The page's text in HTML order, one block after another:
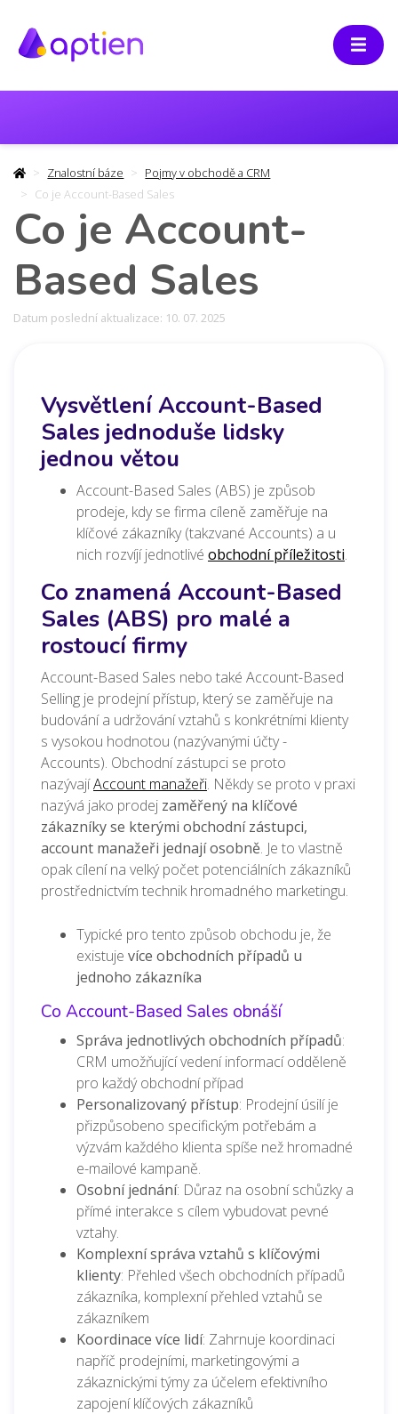
Znalostní báze
Pojmy v obchodě a CRM
Co je Account-Based Sales
Co je Account-
Based Sales
Datum poslední aktualizace: 10. 07. 2025
Vysvětlení Account-Based
Sales jednoduše lidsky
jednou větou
Account-Based Sales (ABS) je způsob
prodeje, kdy se firma cíleně zaměřuje na
klíčové zákazníky (takzvané Accounts) a u
nich rozvíjí jednotlivé obchodní příležitosti.
Co znamená Account-Based
Sales (ABS) pro malé a
rostoucí firmy
Account-Based Sales nebo také Account-Based
Selling je prodejní přístup, který se zaměřuje na
budování a udržování vztahů s konkrétními klienty
s vysokou hodnotou (nazývanými účty -
Accounts). Obchodní zástupci se proto
nazývajíAccount manažeři. Někdy se proto v praxi
nazývá jako prodej zaměřený na klíčové
zákazníky se kterými obchodní zástupci,
account manažeři jednají osobně. Je to vlastně
opak cílení na velký počet potenciálních zákazníků
prostřednictvím technik hromadného marketingu.
Typické pro tento způsob obchodu je, že
existuje více obchodních případů u
jednoho zákazníka
Co Account-Based Sales obnáší
Správa jednotlivých obchodních případů:
CRM umožňující vedení informací odděleně
pro každý obchodní případ
Personalizovaný přístup: Prodejní úsilí je
přizpůsobeno specifickým potřebám a
výzvám každého klienta spíše než hromadné
e-mailové kampaně.
Osobní jednání: Důraz na osobní schůzky a
přímé interakce s cílem vybudovat pevné
vztahy.
Komplexní správa vztahů s klíčovými
klienty: Přehled všech obchodních případů
zákazníka, komplexní přehled vztahů se
zákazníkem
Koordinace více lidí: Zahrnuje koordinaci
napříč prodejními, marketingovými a
zákaznickými týmy za účelem efektivního
zapojení klíčových zákazníků